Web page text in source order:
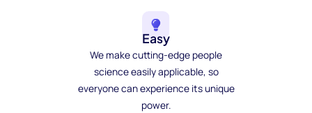
Easy
We make cutting-edge people
science easily applicable, so
everyone can experience its unique
power.